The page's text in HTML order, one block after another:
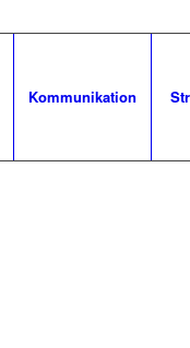
Kommunikation